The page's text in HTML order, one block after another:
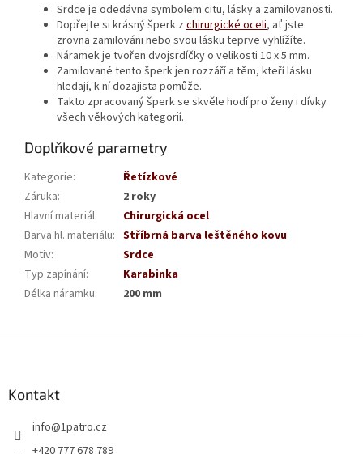
Srdce je odedávna symbolem citu, lásky a zamilovanosti.
Dopřejte si krásný šperk z chirurgické oceli, ať jste
zrovna zamilováni nebo svou lásku teprve vyhlížíte.
Náramek je tvořen dvojsrdíčky o velikosti 10 x 5 mm.
Zamilované tento šperk jen rozzáří a těm, kteří lásku
hledají, k ní dozajista pomůže.
Takto zpracovaný šperk se skvěle hodí pro ženy i dívky
všech věkových kategorií.
Doplňkové parametry
Kategorie:
Řetízkové
Záruka:
2 roky
Hlavní materiál:
Chirurgická ocel
Barva hl. materiálu: Stříbrná barva leštěného kovu
Motiv:
Srdce
Typ zapínání:
Karabinka
Délka náramku: 200 mm
Kontakt
info@1patro.cz
+420 777 678 789